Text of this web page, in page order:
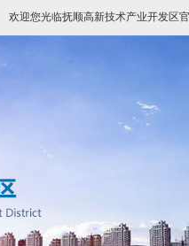
欢迎您光临抚顺高新技术产业开发区